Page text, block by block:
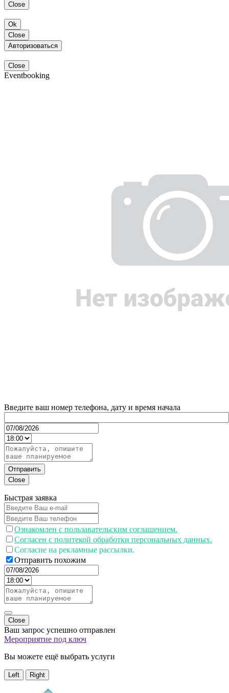
Close
Ok
Close
Авторизоваться
Close
Eventbooking
Введите ваш номер телефона, дату и время начала
Отправить
Close
Быстрая заявка
Ознакомлен с пользавательским соглашением.
Согласен с политекой обработки персональных данных.
Согласие на рекламные рассылки.
Отправить похожим
Close
Ваш запрос успешно отправлен
Мероприятие под ключ
Вы можете ещё выбрать услуги
Left Right